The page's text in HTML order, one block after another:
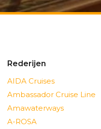
Rederijen
AIDA Cruises
Ambassador Cruise Line
Amawaterways
A-ROSA